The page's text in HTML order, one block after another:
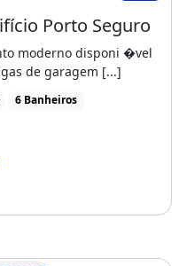
Porto Seguro
moderno disponi �vel
de garagem [...]
6 Banheiros